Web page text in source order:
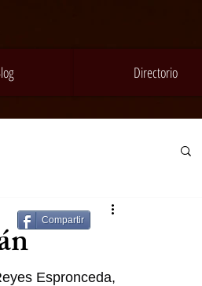
Directorio
Espronceda,
Compartir